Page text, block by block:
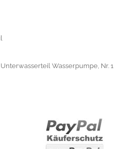
Wasserpumpe, Nr. 1